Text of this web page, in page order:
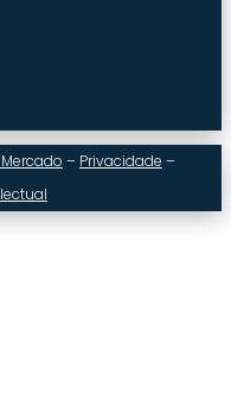
– Privacidade –